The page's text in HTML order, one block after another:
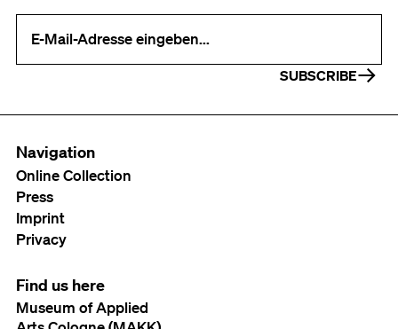
SUBSCRIBE
Navigation
Online Collection
Press
Imprint
Privacy
Find us here
Museum of Applied